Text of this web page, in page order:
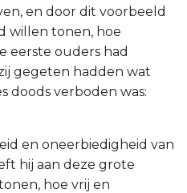
en door dit voorbeeld
willen tonen, hoe
eerste ouders had
gegeten hadden wat
doods verboden was:
en oneerbiedigheid van
hij aan deze grote
hoe vrij en